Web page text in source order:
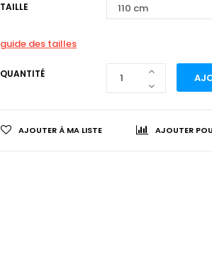
TAILLE
guide des tailles
QUANTITÉ
AJOUTER À MA LISTE AJOUTER